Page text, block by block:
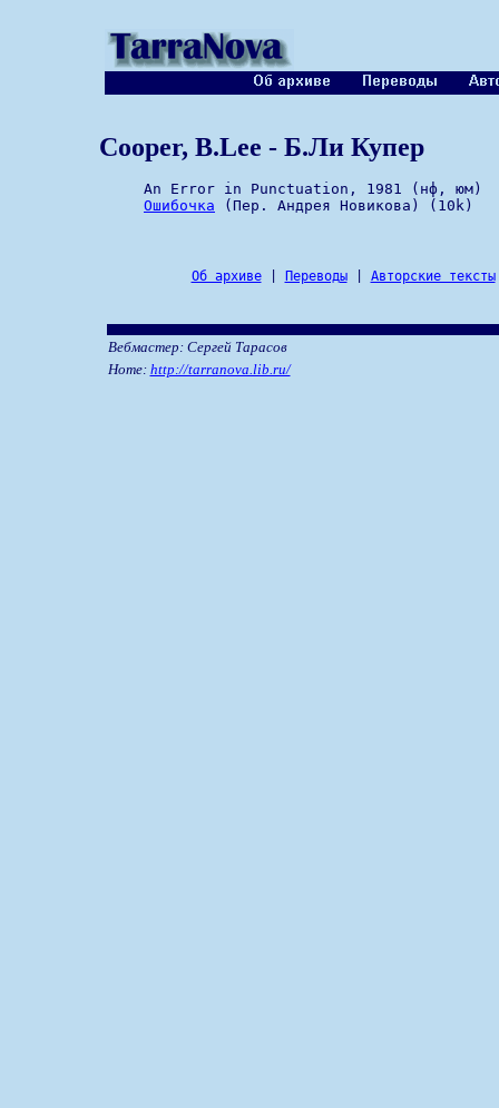
Cooper, B.Lee - Б.Ли Купер
     An Error in Punctuation, 1981 (нф, юм)
Ошибочка
Об архиве| Переводы| Авторские тексты
Вебмастер: Сергей Тарасов
Home: http://tarranova.lib.ru/